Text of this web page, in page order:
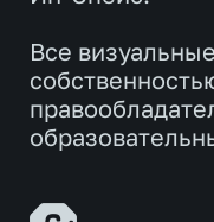
Все